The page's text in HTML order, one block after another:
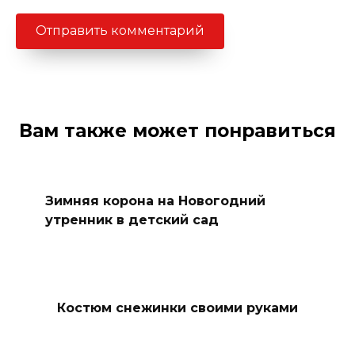
Вам также может понравиться
Зимняя корона на Новогодний
утренник в детский сад
Костюм снежинки своими руками